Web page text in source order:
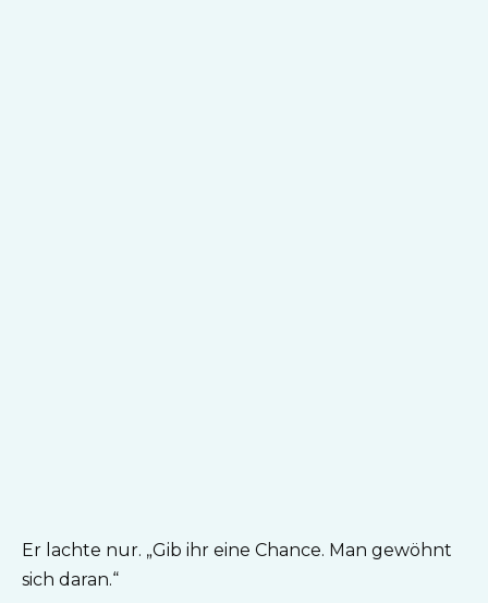
Er lachte nur. „Gib ihr eine Chance. Man gewöhnt
sich daran.“